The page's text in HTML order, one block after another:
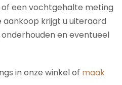
een vochtgehalte meting
aankoop krijgt u uiteraard
en eventueel
in onze winkel of maak